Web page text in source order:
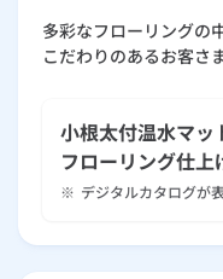
多彩なフローリングの
こだわりのあるお客さ
小根太付温水マッ
フローリング仕上
※ デジタルカタログが